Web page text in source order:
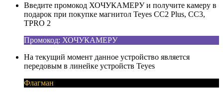
Введите промокод ХОЧУКАМЕРУ и получите камеру в
подарок при покупке магнитол Teyes CC2 Plus, CC3,
TPRO 2
Промокод: ХОЧУКАМЕРУ
На текущий момент данное устройство является
передовым в линейке устройств Teyes
Флагман